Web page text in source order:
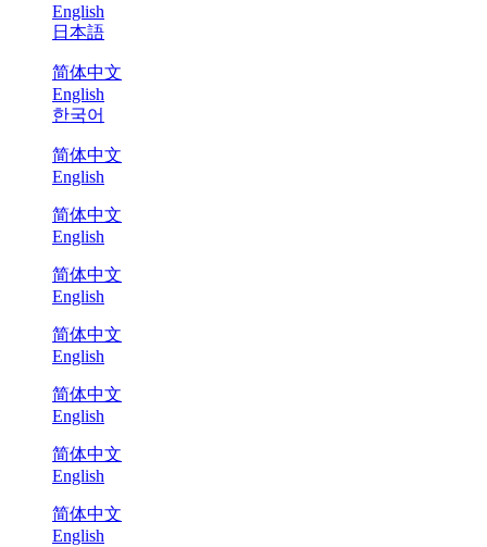
English
日本語
简体中文
English
한국어
简体中文
English
简体中文
English
简体中文
English
简体中文
English
简体中文
English
简体中文
English
简体中文
English